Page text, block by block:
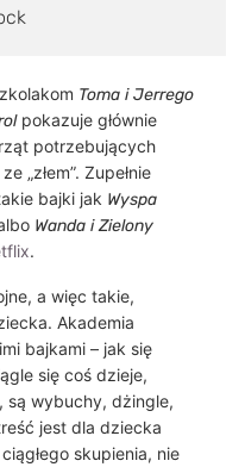
Toma i Jerrego
pokazuje głównie
potrzebujących
„złem”. Zupełnie
bajki jak Wyspa
Wanda i Zielony
.
a więc takie,
Akademia
bajkami – jak się
się coś dzieje,
są wybuchy, dżingle,
jest dla dziecka
skupienia, nie